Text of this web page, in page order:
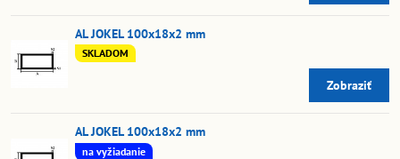
AL JOKEL 100x18x2 mm
SKLADOM
Zobraziť
AL JOKEL 100x18x2 mm
na vyžiadanie